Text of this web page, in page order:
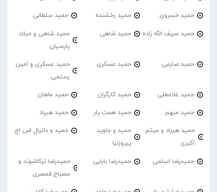
حمید خسروی حمید رخشنده حمید سلطانی
حمید سیف الله زاده حمید شاهی
حمید شاهی و میلاد
پارسیان
حمید صارمی حمید عسکری
حمید عسکری و امین
رستمی
حمید غلامعلی حمید کارگران حمید ماهان
حمید مبهم حمید همت یار حمید هیراد
حمید هیراد و میثم
اکبری
حمید و جاوید
پیروزنیا
حمید و دانیال اس اچ
حمیدرضا اسلمی حمیدرضا بابایی
حمیدرضا ترکاشوند و
مصباح قمصری